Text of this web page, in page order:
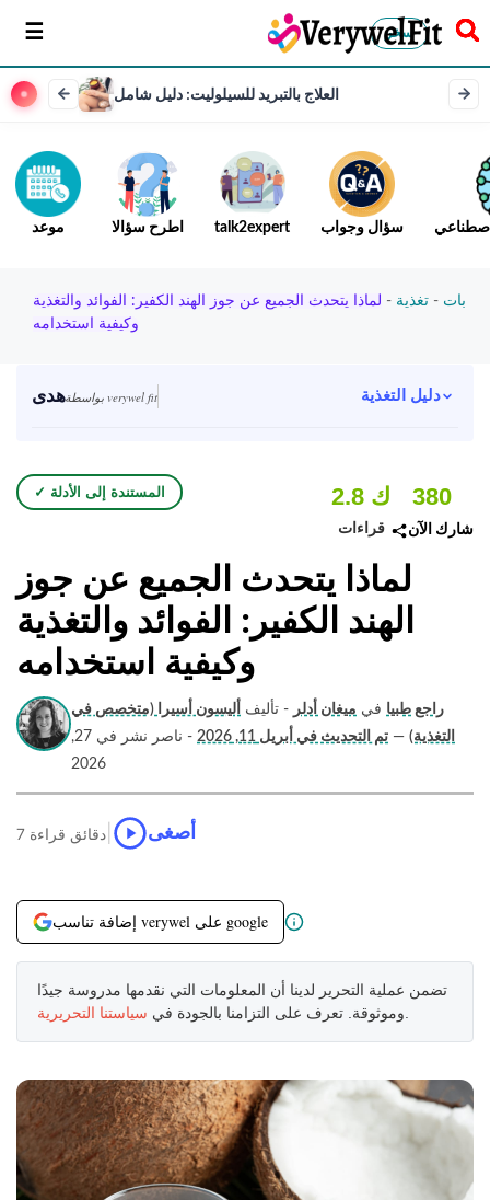
سخر
العلاج بالتبريد للسيلوليت: دليل شامل
موعد اطرح سؤالا talk2expert سؤال وجواب
بات - تغذية - لماذا يتحدث الجميع عن جوز الهند الكفير: الفوائد والتغذية
وكيفية استخدامه
هدى بواسطة verywel fit دليل التغذية
✓ المستندة إلى الأدلة 2.8 ك
قراءات
380
شارك الآن
لماذا يتحدث الجميع عن جوز
الهند الكفير: الفوائد والتغذية
وكيفية استخدامه
راجع طبيا في ميغان أدلر - تأليف
أليسون أسيرا (متخصص في
التغذية) — تم التحديث في أبريل 11, 2026
- ناصر نشر في 27,
2026
7 دقائق قراءة أصغى
إضافة تناسب verywel على google
تضمن عملية التحرير لدينا أن المعلومات التي نقدمها مدروسة جيدًا
وموثوقة. تعرف على التزامنا بالجودة في سياستنا التحريرية